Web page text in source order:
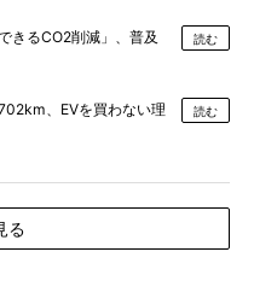
きるCO2削減」、普及
読む
、EVを買わない理
読む
る